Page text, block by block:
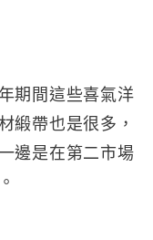
期間這些喜氣洋
緞帶也是很多，
邊是在第二市場